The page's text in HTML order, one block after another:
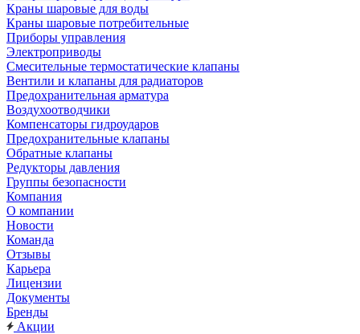
Краны шаровые для воды
Краны шаровые потребительные
Приборы управления
Электроприводы
Смесительные термостатические клапаны
Вентили и клапаны для радиаторов
Предохранительная арматура
Воздухоотводчики
Компенсаторы гидроударов
Предохранительные клапаны
Обратные клапаны
Редукторы давления
Группы безопасности
Компания
О компании
Новости
Команда
Отзывы
Карьера
Лицензии
Документы
Бренды
Акции